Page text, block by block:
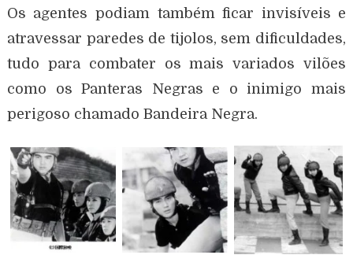
Os agentes podiam também ficar invisíveis e
atravessar paredes de tijolos, sem dificuldades,
tudo para combater os mais variados vilões
como os Panteras Negras e o inimigo mais
perigoso chamado Bandeira Negra.